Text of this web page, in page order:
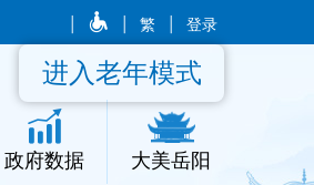
繁 登录
政府数据 大美岳阳
进入老年模式